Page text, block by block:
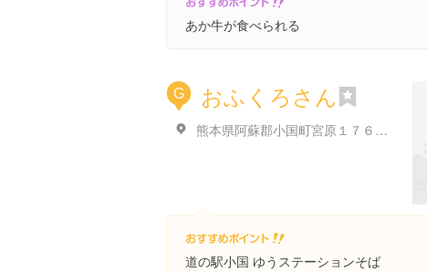
あか牛が食べられる
G おふくろさん
熊本県阿蘇郡小国町宮原１７６０-３
道の駅小国 ゆうステーションそば